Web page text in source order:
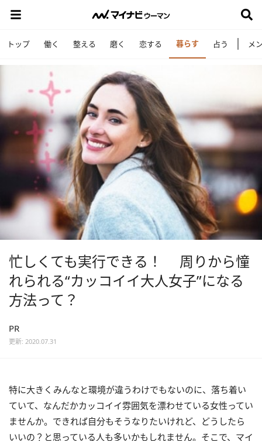
トップ 働く 整える 磨く 恋する 暮らす 占う メ
忙しくても実行できる！ 周りから憧
れられる“カッコイイ大人女子”になる
方法って？
PR
更新: 2020.07.31
特に大きくみんなと環境が違うわけでもないのに、落ち着い
ていて、なんだかカッコイイ雰囲気を漂わせている女性ってい
ませんか。できれば自分もそうなりたいけれど、どうしたら
いいの？と思っている人も多いかもしれません。そこで、マイ